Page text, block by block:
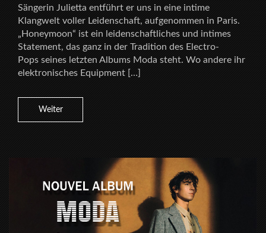
Sängerin Julietta entführt er uns in eine intime
Klangwelt voller Leidenschaft, aufgenommen in Paris.
„Honeymoon“ ist ein leidenschaftliches und intimes
Statement, das ganz in der Tradition des Electro-
Pops seines letzten Albums Moda steht. Wo andere ihr
elektronisches Equipment […]
Weiter